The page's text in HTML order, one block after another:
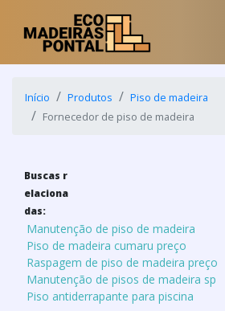
Início Produtos
Piso de madeira
Fornecedor de piso de madeira
Buscas r
elaciona
das:
Manutenção de piso de madeira
Piso de madeira cumaru preço
Raspagem de piso de madeira preço
Manutenção de pisos de madeira sp
Piso antiderrapante para piscina